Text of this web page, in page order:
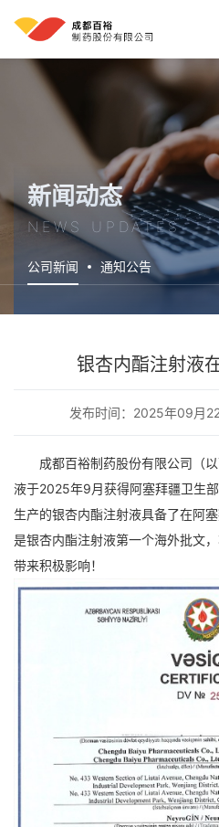
新闻动态
NEWS UPDATES
公司新闻 通知公告
银杏内酯注射液
发布时间：2025年09月
成都百裕制药股份有限公司（以
液于2025年9月获得阿塞拜疆卫生
生产的银杏内酯注射液具备了在阿
是银杏内酯注射液第一个海外批文
带来积极影响！